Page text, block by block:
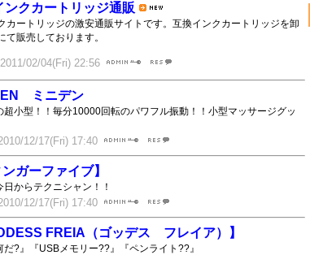
ンクカートリッジ通販
カートリッジの激安通販サイトです。互換インクカートリッジを卸
て販売しております。
02/04(Fri) 22:56
ミニデン
超小型！！毎分10000回転のパワフル振動！！小型マッサージグッ
12/17(Fri) 17:40
ンガーファイブ】
日からテクニシャン！！
12/17(Fri) 17:40
FREIA（ゴッデス フレイア）】
だ?』『USBメモリー??』『ペンライト??』